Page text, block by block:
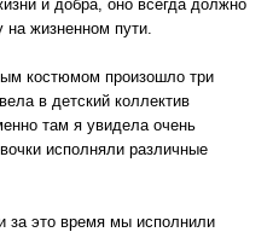
и добра, оно всегда должно
на жизненном пути.
костюмом произошло три
в детский коллектив
там я увидела очень
исполняли различные
за это время мы исполнили